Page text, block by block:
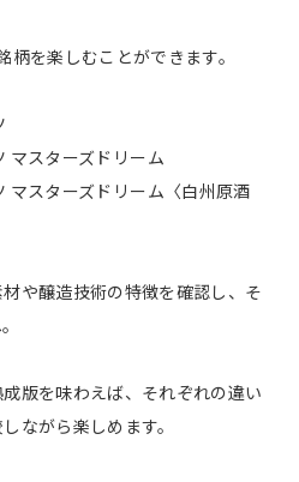
柄を楽しむことができます。
マスターズドリーム
マスターズドリーム〈白州原酒
や醸造技術の特徴を確認し、そ
版を味わえば、それぞれの違い
ながら楽しめます。